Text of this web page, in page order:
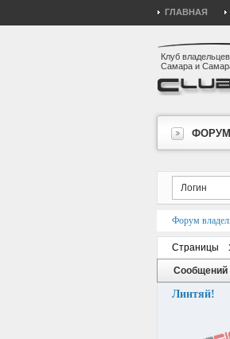
ГЛАВНАЯ
Клуб
Самара и
ФОРУМ
Форум
Страницы
Сообщений
Линтяй!